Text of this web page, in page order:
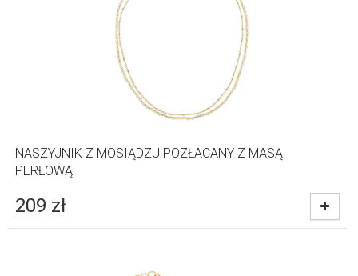
NASZYJNIK Z MOSIĄDZU POZŁACANY Z MASĄ
PERŁOWĄ
209 zł